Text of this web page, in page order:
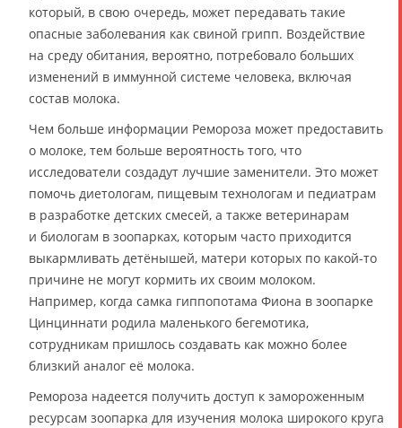
который, в свою очередь, может передавать такие
опасные заболевания как свиной грипп. Воздействие
на среду обитания, вероятно, потребовало больших
изменений в иммунной системе человека, включая
состав молока.
Чем больше информации Ремороза может предоставить
о молоке, тем больше вероятность того, что
исследователи создадут лучшие заменители. Это может
помочь диетологам, пищевым технологам и педиатрам
в разработке детских смесей, а также ветеринарам
и биологам в зоопарках, которым часто приходится
выкармливать детёнышей, матери которых по какой-то
причине не могут кормить их своим молоком.
Например, когда самка гиппопотама Фиона в зоопарке
Цинциннати родила маленького бегемотика,
сотрудникам пришлось создавать как можно более
близкий аналог её молока.
Ремороза надеется получить доступ к замороженным
ресурсам зоопарка для изучения молока широкого круга